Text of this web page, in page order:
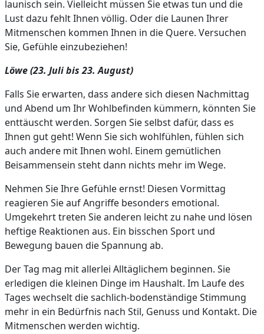
launisch sein. Vielleicht müssen Sie etwas tun und die
Lust dazu fehlt Ihnen völlig. Oder die Launen Ihrer
Mitmenschen kommen Ihnen in die Quere. Versuchen
Sie, Gefühle einzubeziehen!
Löwe (23. Juli bis 23. August)
Falls Sie erwarten, dass andere sich diesen Nachmittag
und Abend um Ihr Wohlbefinden kümmern, könnten Sie
enttäuscht werden. Sorgen Sie selbst dafür, dass es
Ihnen gut geht! Wenn Sie sich wohlfühlen, fühlen sich
auch andere mit Ihnen wohl. Einem gemütlichen
Beisammensein steht dann nichts mehr im Wege.
Nehmen Sie Ihre Gefühle ernst! Diesen Vormittag
reagieren Sie auf Angriffe besonders emotional.
Umgekehrt treten Sie anderen leicht zu nahe und lösen
heftige Reaktionen aus. Ein bisschen Sport und
Bewegung bauen die Spannung ab.
Der Tag mag mit allerlei Alltäglichem beginnen. Sie
erledigen die kleinen Dinge im Haushalt. Im Laufe des
Tages wechselt die sachlich-bodenständige Stimmung
mehr in ein Bedürfnis nach Stil, Genuss und Kontakt. Die
Mitmenschen werden wichtig.